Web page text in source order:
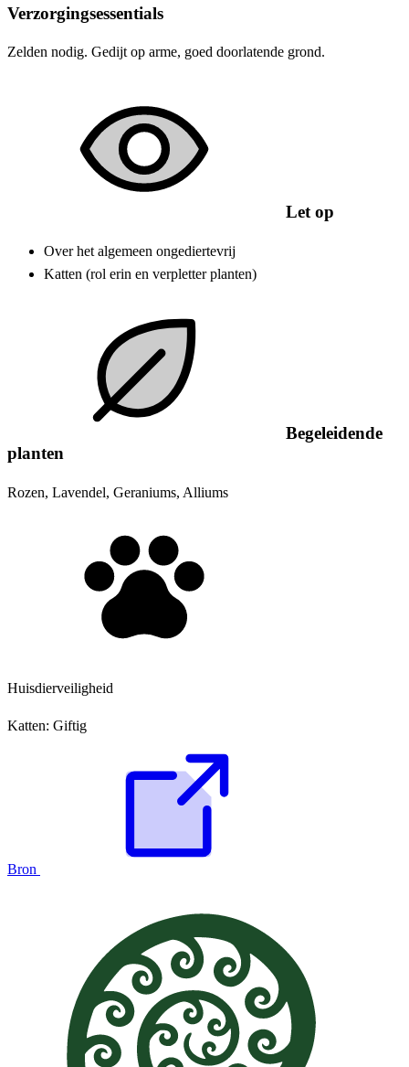
Verzorgingsessentials
Zelden nodig. Gedijt op arme, goed doorlatende grond.
Let op
Over het algemeen ongediertevrij
Katten (rol erin en verpletter planten)
Begeleidende
planten
Rozen, Lavendel, Geraniums, Alliums
Huisdierveiligheid
Katten: Giftig
Bron